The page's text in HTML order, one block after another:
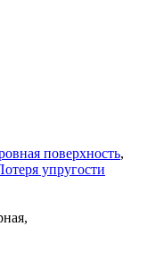
поверхность,
упругости